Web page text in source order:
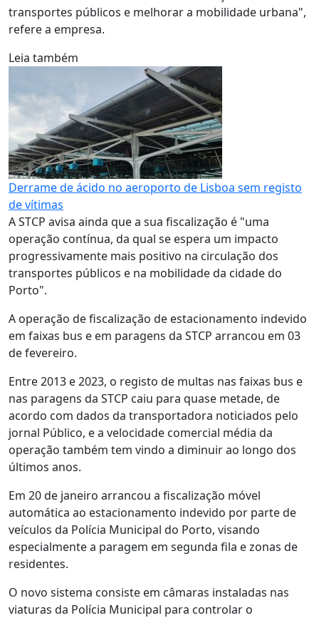
transportes públicos e melhorar a mobilidade urbana",
refere a empresa.
Leia também
Derrame de ácido no aeroporto de Lisboa sem registo
de vítimas
A STCP avisa ainda que a sua fiscalização é "uma
operação contínua, da qual se espera um impacto
progressivamente mais positivo na circulação dos
transportes públicos e na mobilidade da cidade do
Porto".
A operação de fiscalização de estacionamento indevido
em faixas bus e em paragens da STCP arrancou em 03
de fevereiro.
Entre 2013 e 2023, o registo de multas nas faixas bus e
nas paragens da STCP caiu para quase metade, de
acordo com dados da transportadora noticiados pelo
jornal Público, e a velocidade comercial média da
operação também tem vindo a diminuir ao longo dos
últimos anos.
Em 20 de janeiro arrancou a fiscalização móvel
automática ao estacionamento indevido por parte de
veículos da Polícia Municipal do Porto, visando
especialmente a paragem em segunda fila e zonas de
residentes.
O novo sistema consiste em câmaras instaladas nas
viaturas da Polícia Municipal para controlar o